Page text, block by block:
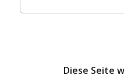
Diese Seite